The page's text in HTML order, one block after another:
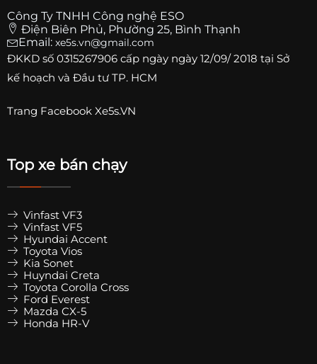
Công Ty TNHH Công nghệ ESO
Điện Biên Phủ, Phường 25, Bình Thạnh
Email: xe5s.vn@gmail.com
ĐKKD số 0315267906 cấp ngày ngày 12/09/ 2018 tại Sở
kế hoạch và Đầu tư TP. HCM
Trang Facebook Xe5s.VN
Top xe bán chạy
Vinfast VF3
Vinfast VF5
Hyundai Accent
Toyota Vios
Kia Sonet
Huyndai Creta
Toyota Corolla Cross
Ford Everest
Mazda CX-5
Honda HR-V